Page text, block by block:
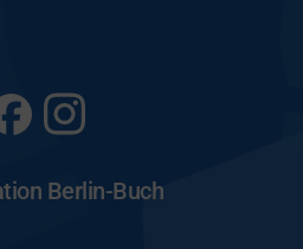
Berlin-Buch